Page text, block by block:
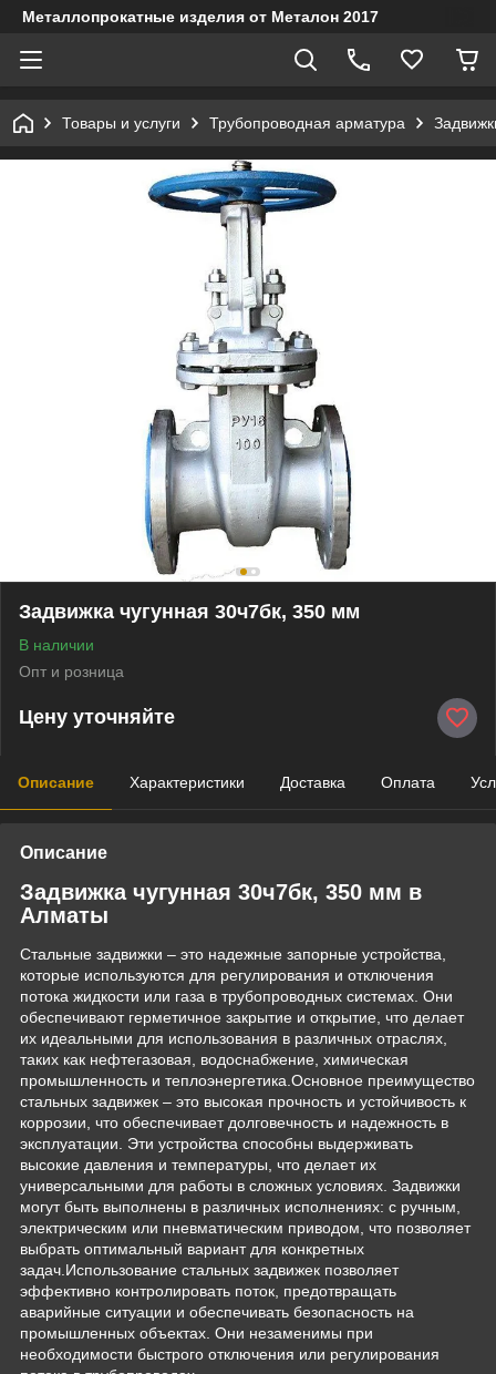
Металлопрокатные изделия от Металон 2017
Товары и услуги Трубопроводная арматура
Задвижка чугунная 30ч7бк, 350 мм
В наличии
Опт и розница
Цену уточняйте
Описание Характеристики Доставка Оплата
Описание
Задвижка чугунная 30ч7бк, 350 мм в
Алматы
Стальные задвижки – это надежные запорные устройства,
которые используются для регулирования и отключения
потока жидкости или газа в трубопроводных системах. Они
обеспечивают герметичное закрытие и открытие, что делает
их идеальными для использования в различных отраслях,
таких как нефтегазовая, водоснабжение, химическая
промышленность и теплоэнергетика.Основное преимущество
стальных задвижек – это высокая прочность и устойчивость к
коррозии, что обеспечивает долговечность и надежность в
эксплуатации. Эти устройства способны выдерживать
высокие давления и температуры, что делает их
универсальными для работы в сложных условиях. Задвижки
могут быть выполнены в различных исполнениях: с ручным,
электрическим или пневматическим приводом, что позволяет
выбрать оптимальный вариант для конкретных
задач.Использование стальных задвижек позволяет
эффективно контролировать поток, предотвращать
аварийные ситуации и обеспечивать безопасность на
промышленных объектах. Они незаменимы при
необходимости быстрого отключения или регулирования